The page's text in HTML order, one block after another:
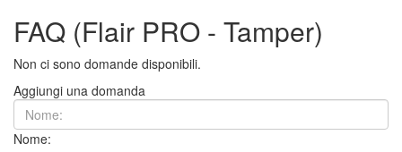
FAQ (Flair PRO - Tamper)
Non ci sono domande disponibili.
Aggiungi una domanda
Nome: